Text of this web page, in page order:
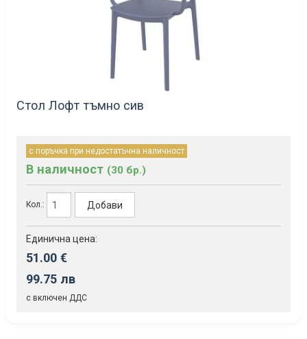
Стол Лофт тъмно сив
с поръчка при недостатъчна наличност
В наличност (30 бр.)
Кол.: Добави
Единична цена:
51.00 €
99.75 лв
с включен ДДС